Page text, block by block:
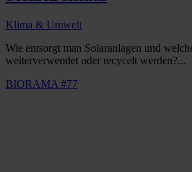
Klima & Umwelt
Wie entsorgt man Solaranlagen und
weiterverwendet oder recycelt werden?...
BIORAMA #77